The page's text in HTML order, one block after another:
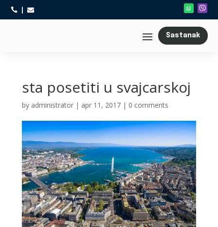
 
Sastanak
sta posetiti u svajcarskoj
by administrator| apr 11, 2017| 0 comments